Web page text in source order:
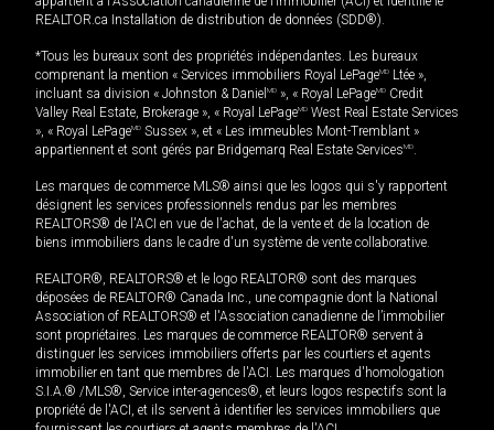
REALTOR.ca Installation de distribution de données (SDD®).
*Tous les bureaux sont des propriétés indépendantes. Les bureaux
comprenant la mention « Services immobiliers Royal LePageMD Ltée »,
incluant sa division « Johnston & Daniel MD », « Royal LePageMD Credit
Valley Real Estate, Brokerage », « Royal LePageMD West Real Estate Services
», « Royal LePageMD Sussex », et « Les immeubles Mont-Tremblant »
appartiennent et sont gérés par Bridgemarq Real Estate ServicesMD.
Les marques de commerce MLS® ainsi que les logos qui s'y rapportent
désignent les services professionnels rendus par les membres
REALTORS® de l'ACI en vue de l'achat, de la vente et de la location de
biens immobiliers dans le cadre d'un système de vente collaborative.
REALTOR®, REALTORS® et le logo REALTOR® sont des marques
déposées de REALTOR® Canada Inc., une compagnie dont la National
Association of REALTORS® et l'Association canadienne de l’immobilier
sont propriétaires. Les marques de commerce REALTOR® servent à
distinguer les services immobiliers offerts par les courtiers et agents
immobilier en tant que membres de l'ACI. Les marques d'homologation
S.I.A.® /MLS®, Service inter-agences®, et leurs logos respectifs sont la
propriété de l'ACI, et ils servent à identifier les services immobiliers que